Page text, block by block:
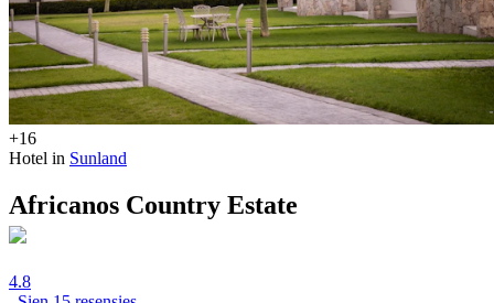
+16
Hotel in Sunland
Africanos Country Estate
4.8